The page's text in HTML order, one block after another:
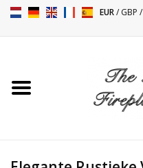
EUR/GBP /
Toebehoren